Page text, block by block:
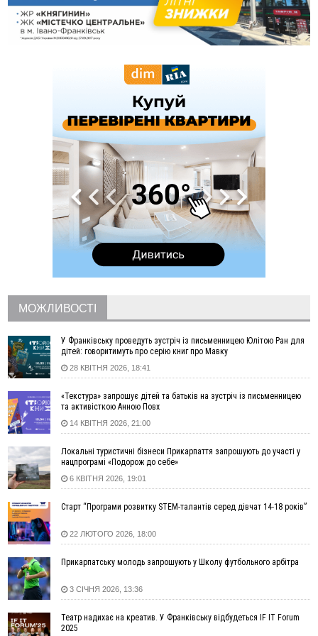
вагову гирку XII–XIII століть
09:39
У Франківську медики провели серію складних операцій
на аорті
У Богородчанах на "зебрі" водій Audi наїхав на
хлопчика з велосипедом
Загальна площа всіх книгарень України - трохи більше ніж 6
футбольних полів
На "зебрі" у Франківську два мотоциклісти збили жінку
Прикарпаття серед лідерів за будівництвом новобудов і
рекордсмен за зростанням цін на житло
Де безпечно купатися на Прикарпатті?
У Франківську дружина загиблого воїна створила
організацію «КОД 7'Я», аби підтримувати військових та їхні
У Коломиї на одній з вулиць встановлять комплекс
автоматичної фіксації швидкості
15:00
На Закарпатті викрили масштабну схему незаконного
виключення військовозобов’язаних з обліку
14:31
«Багато питань буде знято». На громадських слуханнях в
Яремче обговорили, як вирішити питання джипінгу в
Карпатах
13:30
ФОТО На Надрічній тривають останні приготування до
нового руху
12:57
У Франківську зафіксували найбільшу спеку за всю історію
спостережень
12:24
Лікування наркоманії Київ: чому важливо розпочати
терапію якомога раніше
тисяч гривень у валюті, засудили до 5 років
11:50
Податкова передасть в Міноборони для "Оберегу" дані про
чоловіків 18–60 років
11:20
Водійка, яку на Сухомлинського побив інший керманич,
відмовилася від обвинувачення — справу закрили
10:45
У Франківську, Коломиї, Долині та Яремче 6 серпня
10:02
Змушував надсилати інтимні фото: на Прикарпатті
МОЖЛИВОСТІ
У Франківську проведуть зустріч із письменницею Юлітою Ран для
дітей: говоритимуть про серію книг про Мавку
28 КВІТНЯ 2026, 18:41
«Текстура» запрошує дітей та батьків на зустріч із письменницею
та активісткою Анною Повх
14 КВІТНЯ 2026, 21:00
Локальні туристичні бізнеси Прикарпаття запрошують до участі у
нацпрограмі «Подорож до себе»
6 КВІТНЯ 2026, 19:01
Старт “Програми розвитку STEM-талантів серед дівчат 14-18 років”
22 ЛЮТОГО 2026, 18:00
Прикарпатську молодь запрошують у Школу футбольного арбітра
3 СІЧНЯ 2026, 13:36
Театр надихає на креатив. У Франківську відбудеться IF IT Forum
2025